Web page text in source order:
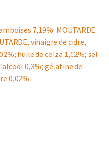
7,19%; MOUTARDE
vinaigre de cidre,
huile de colza 1,02%; sel
0,3%; gélatine de
0,02%